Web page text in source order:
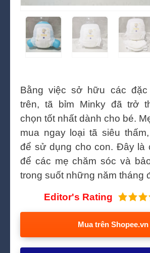
Bằng việc sở hữu các
trên, tã bỉm Minky đã trở
chọn tốt nhất dành cho bé.
mua ngay loại tã siêu
để sử dụng cho con. Đây là
để các mẹ chăm sóc và
trong suốt những năm tháng
Editor's Rating
Mua trên Shopee.vn